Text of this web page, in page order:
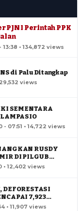
PJN I Perintah PPK
• 134,872 views
di Palu Ditangkap
views
SEMENTARA
07:51 • 14,722 views
RUSDY
DI PILGUB
• 12,402 views
DEFORESTASI
7,923
• 11,907 views